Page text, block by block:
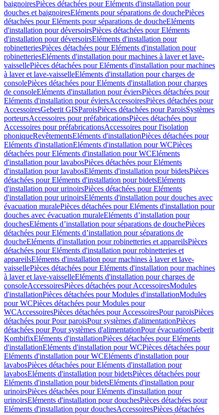
baignoiresPièces détachées pour Eléments d'installation pour
douches et baignoiresEléments pour séparations de douchePièces
détachées pour Eléments pour séparations de doucheEléments
d'installation pour déversoirsPièces détachées pour Eléments
d'installation pour déversoirsEléments d'installation pour
robinetteriesPièces détachées pour Eléments d'installation pour
robinetteriesEléments d'installation pour machines à laver et lave-
vaissellePièces détachées pour Eléments d'installation pour machines
à laver et lave-vaisselleEléments d'installation pour charges de
consolePièces détachées pour Eléments d'installation pour charges
de consoleEléments d'installation pour éviersPièces détachées pour
Eléments d'installation pour éviersAccessoiresPièces détachées pour
AccessoiresGeberit GISParoisPièces détachées pour ParoisSystèmes
porteursAccessoires pour préfabricationsPièces détachées pour
Accessoires pour préfabricationsAccessoires pour l'isolation
phoniqueRevêtementsEléments d'installationPièces détachées pour
Eléments d'installationEléments d'installation pour WCPièces
détachées pour Eléments d'installation pour WCEléments
d'installation pour lavabosPièces détachées pour Eléments
d'installation pour lavabosEléments d'installation pour bidetsPièces
détachées pour Eléments d'installation pour bidetsEléments
d'installation pour urinoirsPièces détachées pour Eléments
d'installation pour urinoirsEléments d'installation pour douches avec
évacuation muralePièces détachées pour Eléments d'installation pour
douches avec évacuation muraleEléments d’installation pour
douchesEléments d’installation pour séparations de douchePièces
détachées pour Eléments d’installation pour séparations de
doucheEléments d'installation pour robinetteries et appareilsPièces
détachées pour Eléments d'installation pour robinetteries et
appareilsEléments d'installation pour machines à laver et lave-
vaissellePièces détachées pour Eléments d'installation pour machines
à laver et lave-vaisselleEléments d'installation pour charges de
consoleAccessoiresPièces détachées pour AccessoiresModules
d'installationPièces détachées pour Modules d'installationModules
pour WCPièces détachées pour Modules pour
WCAccessoiresPièces détachées pour AccessoiresPour paroisPièces
détachées pour Pour paroisPour systèmes d'alimentationPièces
détachées pour Pour systèmes d'alimentationPour évacuationGeberit
KombifixEléments d'installationPièces détachées pour Eléments
d'installationEléments d'installation pour WCPièces détachées pour
Eléments d'installation pour WCEléments d'installation pour
lavabosPièces détachées pour Eléments d'installation pour
lavabosEléments d'installation pour bidetsPièces détachées pour
Eléments d'installation pour bidetsEléments d'installation pour
urinoirsPièces détachées pour Eléments d'installation pour
urinoirsEléments d'installation pour douchesPièces détachées pour
Eléments d'installation pour douchesAccessoiresPièces détachées